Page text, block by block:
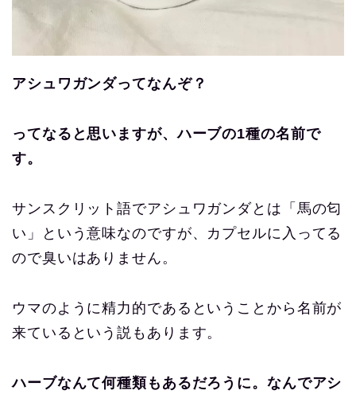
アシュワガンダってなんぞ？
ってなると思いますが、ハーブの1種の名前で
す。
サンスクリット語でアシュワガンダとは「馬の匂
い」という意味なのですが、カプセルに入ってる
ので臭いはありません。
ウマのように精力的であるということから名前が
来ているという説もあります。
ハーブなんて何種類もあるだろうに。なんでアシ